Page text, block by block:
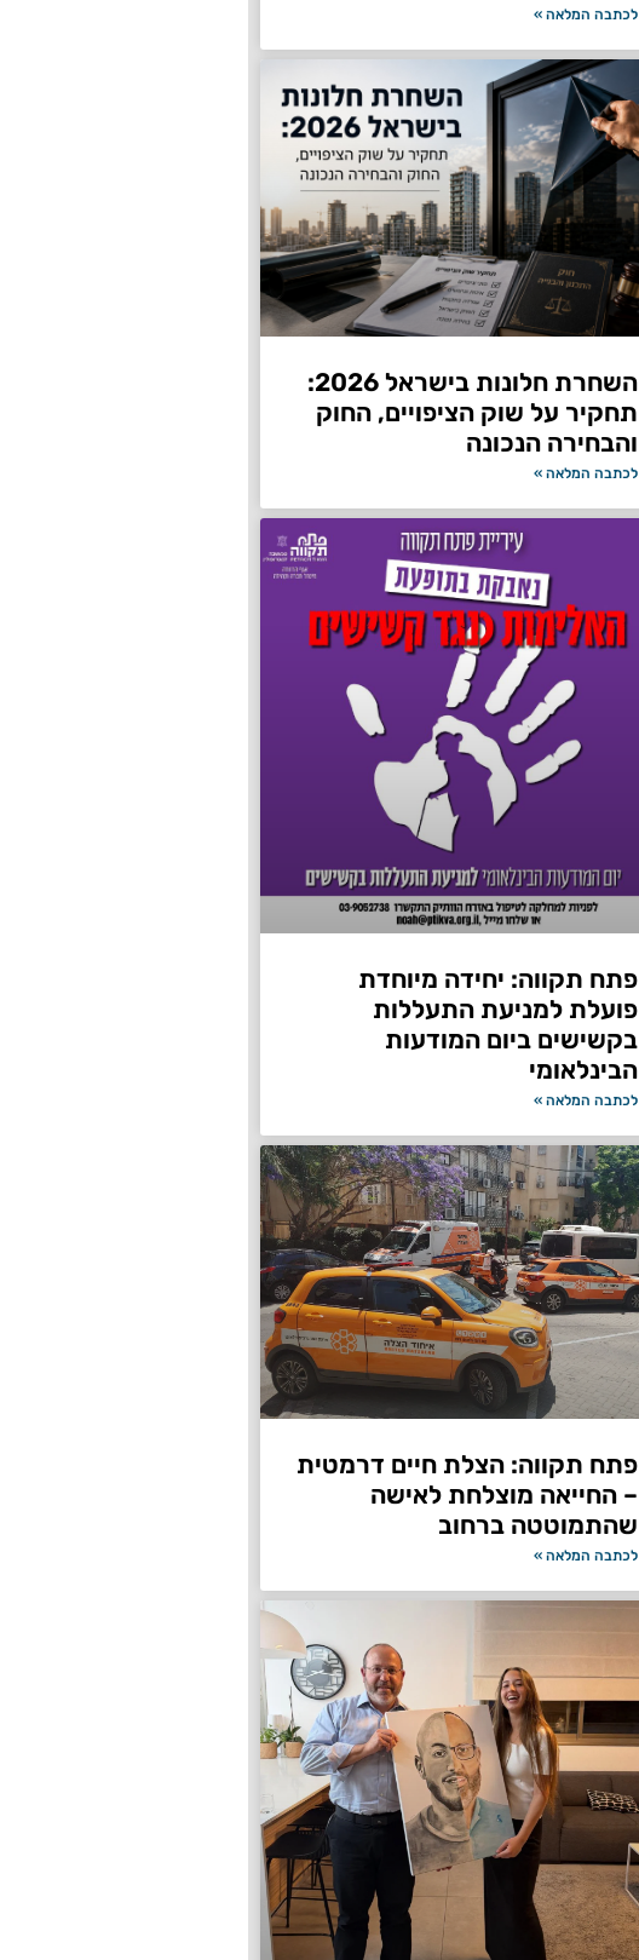
לכתבה המלאה »
השחרת חלונות בישראל 2026:
תחקיר על שוק הציפויים, החוק
והבחירה הנכונה
לכתבה המלאה »
פתח תקווה: יחידה מיוחדת
פועלת למניעת התעללות
בקשישים ביום המודעות
הבינלאומי
לכתבה המלאה »
פתח תקווה: הצלת חיים דרמטית
– החייאה מוצלחת לאישה
שהתמוטטה ברחוב
לכתבה המלאה »